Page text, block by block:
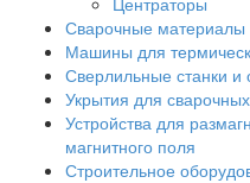
Сварочные материалы
Машины для
Сверлильные станки и
Укрытия для
Устройства для
магнитного поля
Строительное